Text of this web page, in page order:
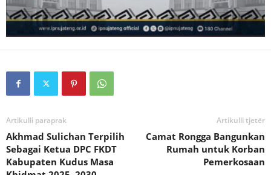
Artikulli paraprak
Akhmad Sulichan Terpilih
Sebagai Ketua DPC FKDT
Kabupaten Kudus Masa
Artikulli tjetër
Camat Rongga Bangunkan
Rumah untuk Korban
Pemerkosaan